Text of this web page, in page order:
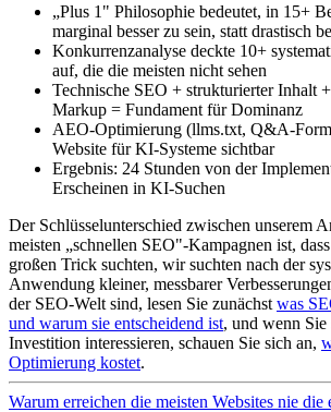
„Plus 1" Philosophie bedeutet, in 15+
marginal besser zu sein, statt drastisch
Konkurrenzanalyse deckte 10+
auf, die die meisten nicht sehen
Technische SEO + strukturierter Inhalt
Markup = Fundament für Dominanz
AEO-Optimierung (llms.txt, Q&A-
Website für KI-Systeme sichtbar
Ergebnis: 24 Stunden von der
Erscheinen in KI-Suchen
Der Schlüsselunterschied zwischen unserem
meisten „schnellen SEO"-Kampagnen ist,
großen Trick suchten, wir suchten nach der
Anwendung kleiner, messbarer
der SEO-Welt sind, lesen Sie zunächst was
und warum sie entscheidend ist, und wenn
Investition interessieren, schauen Sie sich an,
Optimierung kostet.
Warum erreichen die meisten Websites nie die